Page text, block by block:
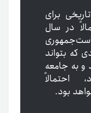
برای
در سال
که بتواند
و به جامعه
احتمالاً
بود.